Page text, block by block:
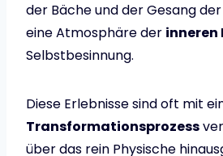
der Bäche und der Gesang
eine Atmosphäre der inneren
Selbstbesinnung.
Diese Erlebnisse sind oft mit
Transformationsprozess
über das rein Physische